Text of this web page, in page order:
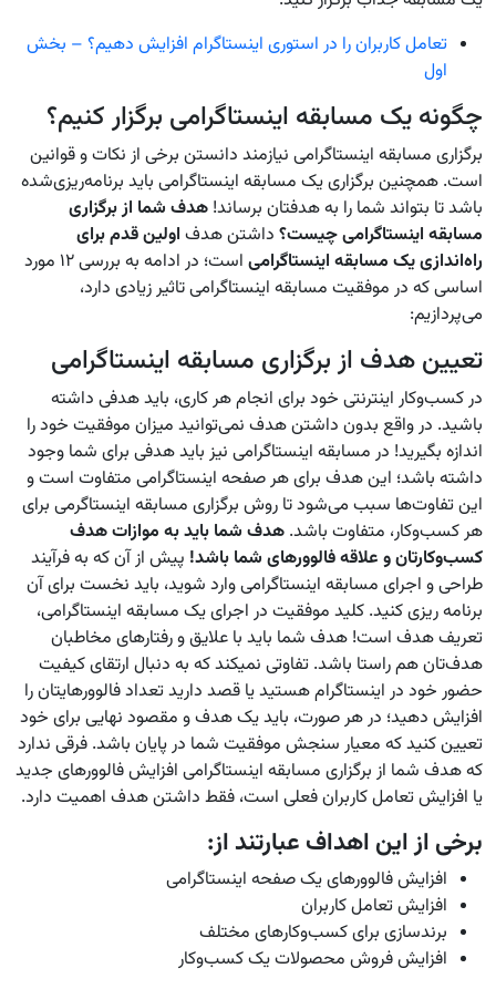
تعامل کاربران را در استوری اینستاگرام افزایش دهیم؟ – بخش
اول
چگونه یک مسابقه اینستاگرامی برگزار کنیم؟
برگزاری مسابقه اینستاگرامی نیازمند دانستن برخی از نکات و قوانین
است. همچنین برگزاری یک مسابقه اینستاگرامی باید برنامه‌ریزی‌شده
باشد تا بتواند شما را به هدفتان برساند! هدف شما از برگزاری
مسابقه اینستاگرامی چیست؟ داشتن هدف اولین قدم برای
راه‌اندازی یک مسابقه اینستاگرامی
است؛ در ادامه به بررسی ۱۲ مورد
اساسی که در موفقیت مسابقه اینستاگرامی تاثیر زیادی دارد،
می‌پردازیم:
تعیین هدف از برگزاری مسابقه اینستاگرامی
در کسب‌وکار اینترنتی خود برای انجام هر کاری، باید هدفی داشته
باشید. در واقع بدون داشتن هدف نمی‌توانید میزان موفقیت خود را
اندازه بگیرید! در مسابقه اینستاگرامی نیز باید هدفی برای شما وجود
داشته باشد؛ این هدف برای هر صفحه اینستاگرامی متفاوت است و
این تفاوت‌ها سبب می‌شود تا روش برگزاری مسابقه اینستاگرمی برای
هر کسب‌وکار، متفاوت باشد. هدف شما باید به موازات هدف
کسب‌وکارتان و علاقه فالوورهای شما باشد! پیش از آن که به فرآیند
طراحی و اجرای مسابقه اینستاگرامی وارد شوید، باید نخست برای آن
برنامه ریزی کنید. کلید موفقیت در اجرای یک مسابقه اینستاگرامی،
تعریف هدف است! هدف شما باید با علایق و رفتارهای مخاطبان
هدف‌تان هم راستا باشد. تفاوتی نمیکند که به دنبال ارتقای کیفیت
حضور خود در اینستاگرام هستید یا قصد دارید تعداد فالوورهایتان را
افزایش دهید؛ در هر صورت، باید یک هدف و مقصود نهایی برای خود
تعیین کنید که معیار سنجش موفقیت شما در پایان باشد. فرقی ندارد
که هدف شما از برگزاری مسابقه اینستاگرامی افزایش فالوورهای جدید
یا افزایش تعامل کاربران فعلی است، فقط داشتن هدف اهمیت دارد.
برخی از این اهداف عبارتند از:
افزایش فالوورهای یک صفحه اینستاگرامی
افزایش تعامل کاربران
برندسازی برای کسب‌وکارهای مختلف
افزایش فروش محصولات یک کسب‌وکار